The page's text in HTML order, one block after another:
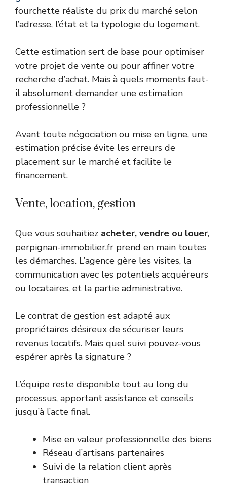
fourchette réaliste du prix du marché selon
l’adresse, l’état et la typologie du logement.
Cette estimation sert de base pour optimiser
votre projet de vente ou pour affiner votre
recherche d’achat. Mais à quels moments faut-
il absolument demander une estimation
professionnelle ?
Avant toute négociation ou mise en ligne, une
estimation précise évite les erreurs de
placement sur le marché et facilite le
financement.
Vente, location, gestion
Que vous souhaitiez acheter, vendre ou louer,
perpignan-immobilier.fr prend en main toutes
les démarches. L’agence gère les visites, la
communication avec les potentiels acquéreurs
ou locataires, et la partie administrative.
Le contrat de gestion est adapté aux
propriétaires désireux de sécuriser leurs
revenus locatifs. Mais quel suivi pouvez-vous
espérer après la signature ?
L’équipe reste disponible tout au long du
processus, apportant assistance et conseils
jusqu’à l’acte final.
Mise en valeur professionnelle des biens
Réseau d’artisans partenaires
Suivi de la relation client après
transaction